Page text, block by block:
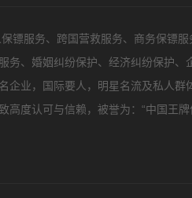
镖服务、跨国营救服务、商务保镖
务、婚姻纠纷保护、经济纠纷保护、
企业，国际要人，明星名流及私人群
度认可与信赖，被誉为：“中国王牌